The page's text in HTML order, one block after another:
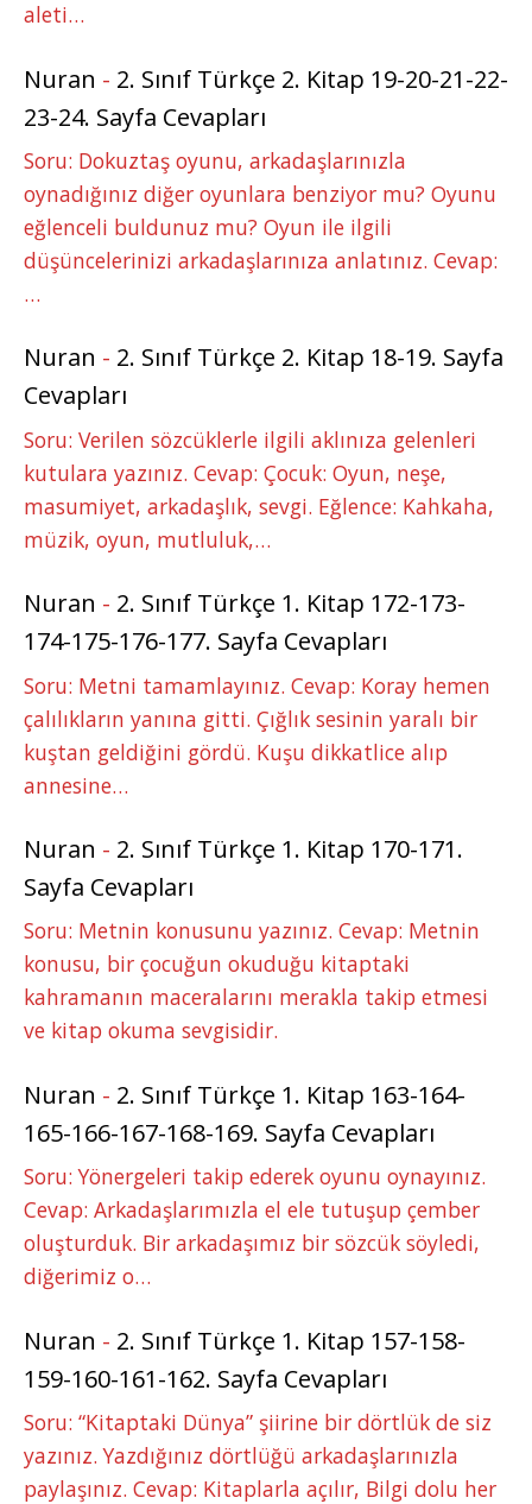
aleti…
Nuran - 2. Sınıf Türkçe 2. Kitap 19-20-21-22-
23-24. Sayfa Cevapları
Soru: Dokuztaş oyunu, arkadaşlarınızla
oynadığınız diğer oyunlara benziyor mu? Oyunu
eğlenceli buldunuz mu? Oyun ile ilgili
düşüncelerinizi arkadaşlarınıza anlatınız. Cevap:
…
Nuran - 2. Sınıf Türkçe 2. Kitap 18-19. Sayfa
Cevapları
Soru: Verilen sözcüklerle ilgili aklınıza gelenleri
kutulara yazınız. Cevap: Çocuk: Oyun, neşe,
masumiyet, arkadaşlık, sevgi. Eğlence: Kahkaha,
müzik, oyun, mutluluk,…
Nuran - 2. Sınıf Türkçe 1. Kitap 172-173-
174-175-176-177. Sayfa Cevapları
Soru: Metni tamamlayınız. Cevap: Koray hemen
çalılıkların yanına gitti. Çığlık sesinin yaralı bir
kuştan geldiğini gördü. Kuşu dikkatlice alıp
annesine…
Nuran - 2. Sınıf Türkçe 1. Kitap 170-171.
Sayfa Cevapları
Soru: Metnin konusunu yazınız. Cevap: Metnin
konusu, bir çocuğun okuduğu kitaptaki
kahramanın maceralarını merakla takip etmesi
ve kitap okuma sevgisidir.
Nuran - 2. Sınıf Türkçe 1. Kitap 163-164-
165-166-167-168-169. Sayfa Cevapları
Soru: Yönergeleri takip ederek oyunu oynayınız.
Cevap: Arkadaşlarımızla el ele tutuşup çember
oluşturduk. Bir arkadaşımız bir sözcük söyledi,
diğerimiz o…
Nuran - 2. Sınıf Türkçe 1. Kitap 157-158-
159-160-161-162. Sayfa Cevapları
Soru: “Kitaptaki Dünya” şiirine bir dörtlük de siz
yazınız. Yazdığınız dörtlüğü arkadaşlarınızla
paylaşınız. Cevap: Kitaplarla açılır, Bilgi dolu her